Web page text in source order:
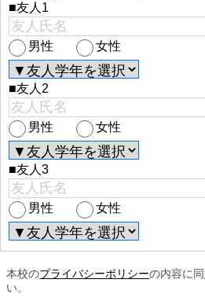
■友人1
男性 女性
■友人2
男性 女性
■友人3
男性 女性
本校のプライバシーポリシーの内容に
い。